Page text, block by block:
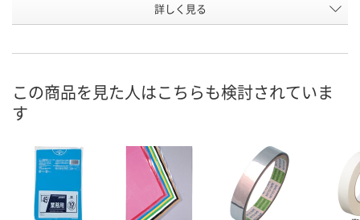
AU01375 AU01383
8月9日（日）
カゴへ カゴへ
詳しく見る
この商品を見た人はこちらも検討されていま
す